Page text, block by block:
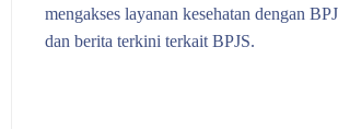
mengakses layanan kesehatan dengan
dan berita terkini terkait BPJS.